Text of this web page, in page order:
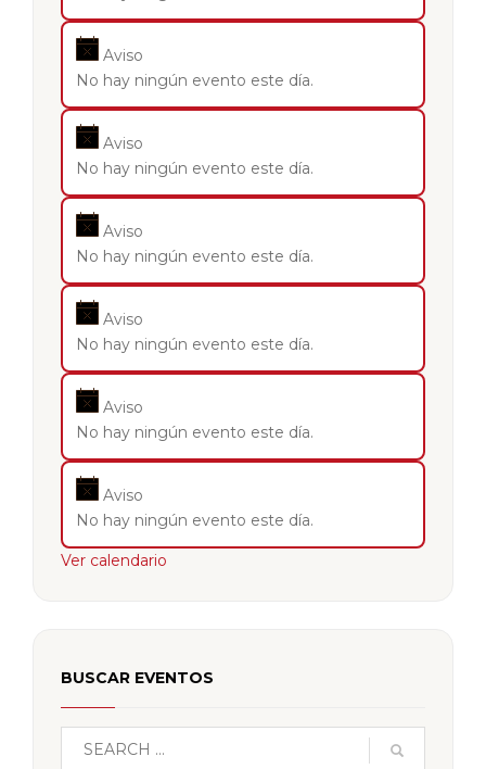
Aviso
No hay ningún evento este día.
Aviso
No hay ningún evento este día.
Aviso
No hay ningún evento este día.
Aviso
No hay ningún evento este día.
Aviso
No hay ningún evento este día.
Aviso
No hay ningún evento este día.
Ver calendario
BUSCAR EVENTOS